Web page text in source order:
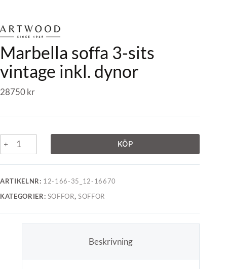
Marbella soffa 3-sits
vintage inkl. dynor
28750kr
KÖP
ARTIKELNR: 12-166-35_12-16670
KATEGORIER: SOFFOR,SOFFOR
Beskrivning